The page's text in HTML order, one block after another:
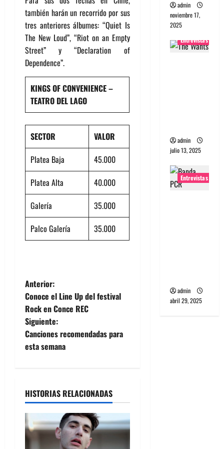
también harán un recorrido por sus
tres anteriores álbumes: “Quiet Is
The New Loud”, “Riot on an Empty
Street” y “Declaration of
Dependence”.
KINGSOFCONVENIENCE–
TEATRO DEL LAGO
SECTOR
VALOR
Platea Baja
45.000
Platea Alta
40.000
Galería
35.000
Palco Galería 35.000
N
a
v
e
a
c
i
Anterior:
Conoce el Line Up del festival
Rock en Conce REC
Siguiente:
Canciones recomendadas para
esta semana
HISTORIAS RELACIONADAS
admin
noviembre 17,
2025
Entrevistas
admin
julio 13, 2025
Entrevistas
admin
abril 29, 2025